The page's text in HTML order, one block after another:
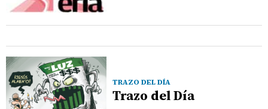
TRAZO DEL DÍA
Trazo del Día